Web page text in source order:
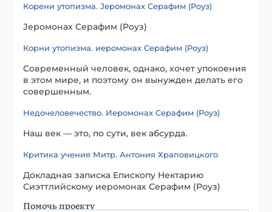
Корени утопизма. Јеромонах Серафим (Роуз)
Јеромонах Серафим (Роуз)
Корни утопизма. иеромонах Серафим (Роуз)
Современный человек, однако, хочет упокоения
в этом мире, и поэтому он вынужден делать его
совершенным.
Недочеловечество. Иеромонах Серафим (Роуз)
Наш век — это, по сути, век абсурда.
Критика учения Митр. Антония Храповицкого
Докладная записка Епископу Нектарию
Сиэттлийскому иеромонах Серафим (Роуз)
Помочь проекту